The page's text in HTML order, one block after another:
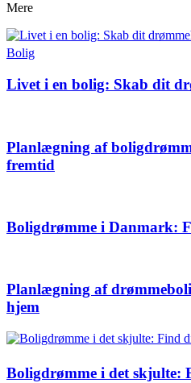
Mere
Bolig
Livet i en bolig: Skab dit
Planlægning af
fremtid
Boligdrømme i Danmark:
Planlægning af
hjem
Boligdrømme i det skjulte: